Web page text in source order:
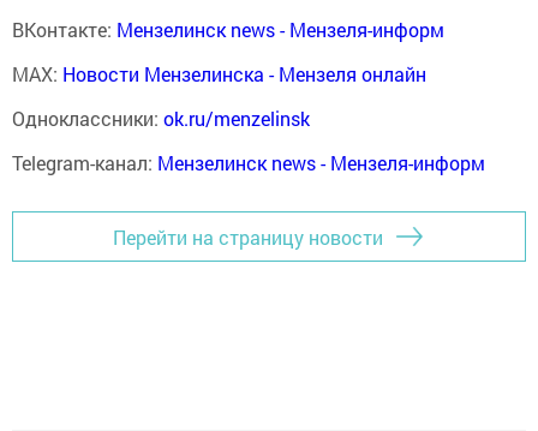
ВКонтакте: Мензелинск news - Мензеля-информ
MAX: Новости Мензелинска - Мензеля онлайн
Одноклассники: ok.ru/menzelinsk
Telegram-канал: Мензелинск news - Мензеля-информ
Перейти на страницу новости